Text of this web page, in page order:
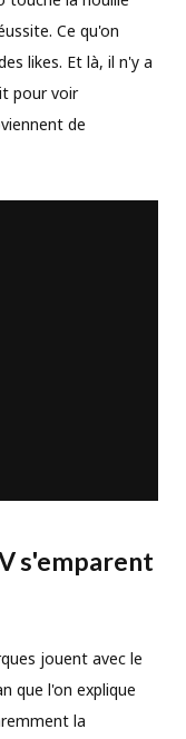
Ce qu'on
likes. Et là, il n'y a
pour voir
de
s'emparent
jouent avec le
que l'on explique
la